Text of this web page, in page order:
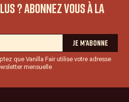
? Abonnez vous à la
que Vanilla Fair utilise votre adresse
mensuelle